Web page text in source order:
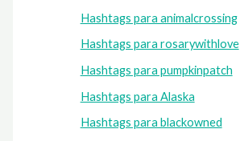
Hashtags para animalcrossing
Hashtags para rosarywithlove
Hashtags para pumpkinpatch
Hashtags para Alaska
Hashtags para blackowned